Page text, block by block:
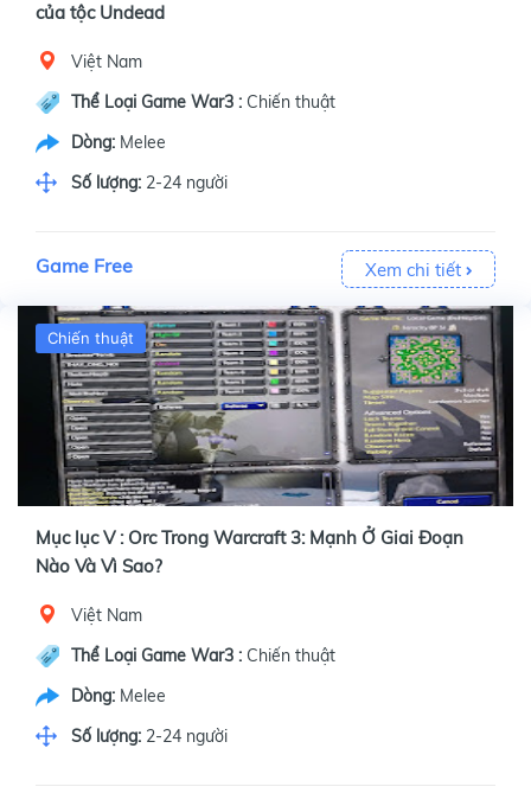
của tộc Undead
Việt Nam
Thể Loại Game War3 : Chiến thuật
Dòng: Melee
Số lượng: 2-24 người
Game Free Xem chi tiết
Chiến thuật
Mục lục V : Orc Trong Warcraft 3: Mạnh Ở Giai Đoạn
Nào Và Vì Sao?
Việt Nam
Thể Loại Game War3 : Chiến thuật
Dòng: Melee
Số lượng: 2-24 người